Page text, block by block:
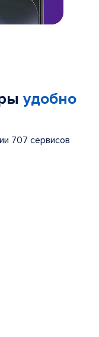
удобно
707 сервисов